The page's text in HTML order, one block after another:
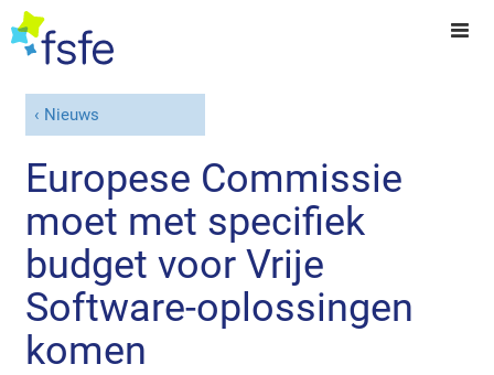
Nieuws
Europese Commissie
moet met specifiek
budget voor Vrije
Software-oplossingen
komen